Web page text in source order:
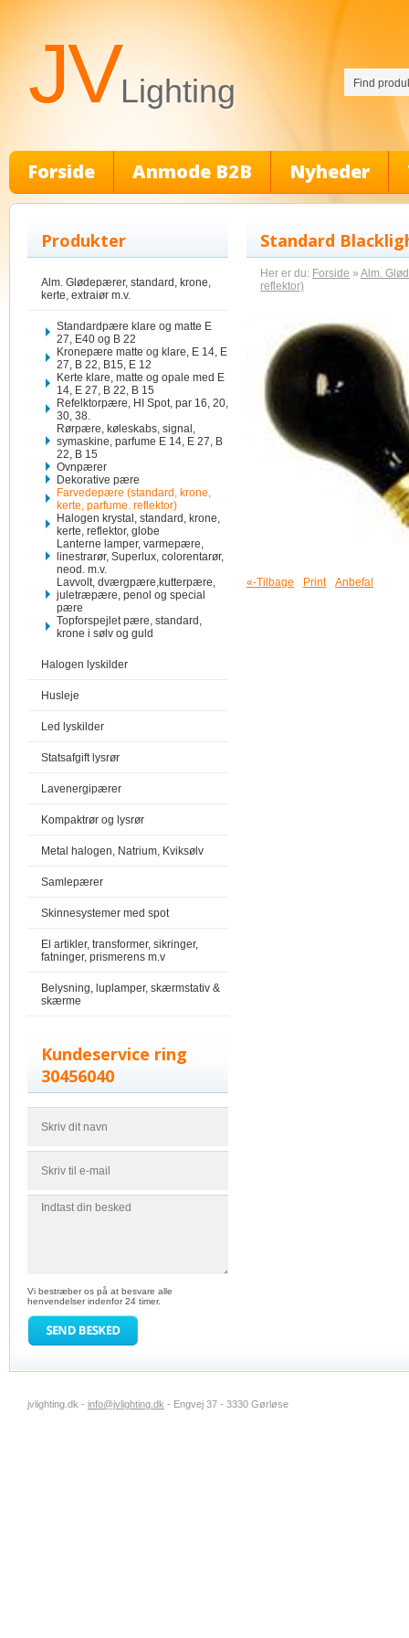
JVLighting
Forside Anmode B2B Nyheder
Produkter
Alm. Glødepærer, standard, krone,
kerte, extraiør m.v.
Standardpære klare og matte E
27, E40 og B 22
Kronepære matte og klare, E 14, E
27, B 22, B15, E 12
Kerte klare, matte og opale med E
14, E 27, B 22, B 15
Refelktorpære, HI Spot, par 16, 20,
30, 38.
Rørpære, køleskabs, signal,
symaskine, parfume E 14, E 27, B
22, B 15
Ovnpærer
Dekorative pære
Farvedepære (standard, krone,
kerte, parfume. reflektor)
Halogen krystal, standard, krone,
kerte, reflektor, globe
Lanterne lamper, varmepære,
linestrarør, Superlux, colorentarør,
neod. m.v.
Lavvolt, dværgpære,kutterpære,
juletræpære, penol og special
pære
Topforspejlet pære, standard,
krone i sølv og guld
Halogen lyskilder
Husleje
Led lyskilder
Statsafgift lysrør
Lavenergipærer
Kompaktrør og lysrør
Metal halogen, Natrium, Kviksølv
Samlepærer
Skinnesystemer med spot
El artikler, transformer, sikringer,
fatninger, prismerens m.v
Belysning, luplamper, skærmstativ &
skærme
Kundeservice ring
30456040
Vi bestræber os på at besvare alle
henvendelser indenfor 24 timer.
Standard
Her er du: Forside » Alm.
reflektor)
«-Tilbage Print Anbefal
jvlighting.dk - info@jvlighting.dk - Engvej 37 - 3330 Gørløse